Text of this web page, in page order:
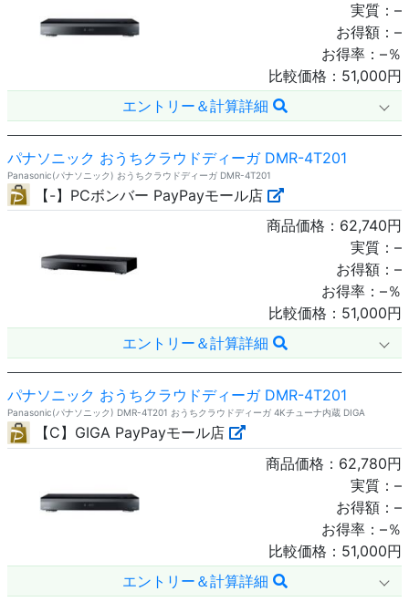
実質： –
お得額： –
お得率： –％
比較価格： 51,000円
エントリー＆計算詳細
パナソニック おうちクラウドディーガ DMR-4T201
Panasonic(パナソニック) おうちクラウドディーガ DMR-4T201
【-】PCボンバー PayPayモール店
商品価格： 62,740円
実質： –
お得額： –
お得率： –％
比較価格： 51,000円
エントリー＆計算詳細
パナソニック おうちクラウドディーガ DMR-4T201
Panasonic(パナソニック) DMR-4T201 おうちクラウドディーガ 4Kチューナ内蔵 DIGA
【C】GIGA PayPayモール店
商品価格： 62,780円
実質： –
お得額： –
お得率： –％
比較価格： 51,000円
エントリー＆計算詳細